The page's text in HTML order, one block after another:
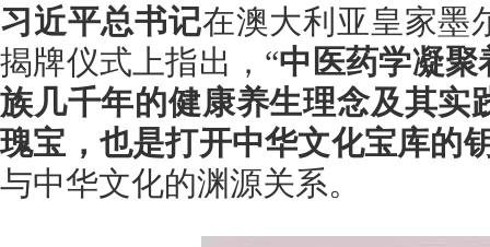
习近平总书记在澳大利亚皇家墨
揭牌仪式上指出，“中医药学凝聚
族几千年的健康养生理念及其实
瑰宝，也是打开中华文化宝库的
与中华文化的渊源关系。